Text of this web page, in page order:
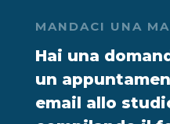
MANDACI UNA
Hai una
un
email allo